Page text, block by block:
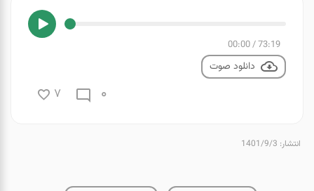
73:19
/
00:00
دانلود صوت
0
7
انتشار: 1401/9/3